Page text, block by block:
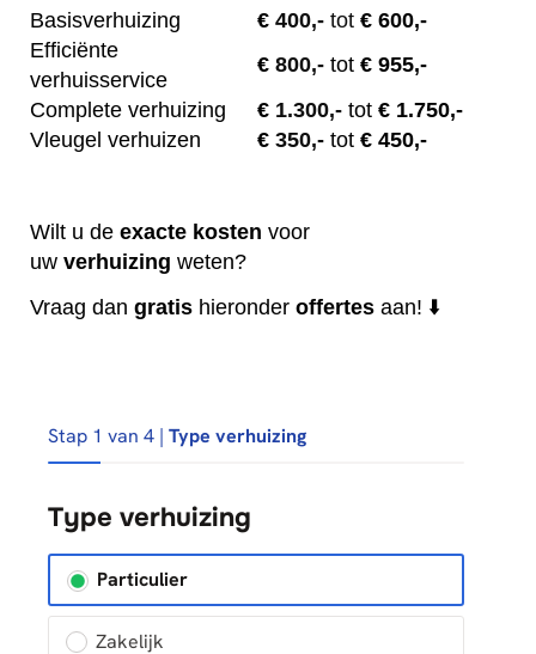
Basisverhuizing € 400,- tot € 600,-
Efficiënte
verhuisservice
€ 800,- tot € 955,-
Complete verhuizing
€ 1.300,- tot € 1.750,-
Vleugel verhuizen
€ 350,- tot € 450,-
Wilt u de exacte kosten voor
uw verhuizing weten?
Vraag dan gratis hieronder offertes aan! ⬇️